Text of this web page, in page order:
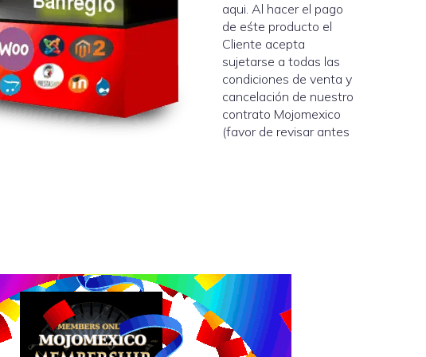
aqui. Al hacer el pago
de eśte producto el
Cliente acepta
sujetarse a todas las
condiciones de venta y
cancelación de nuestro
contrato Mojomexico
(favor de revisar antes